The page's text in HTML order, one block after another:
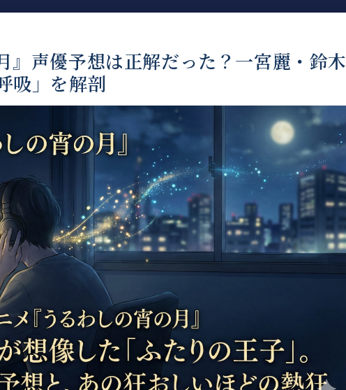
』声優予想は正解だった？一宮麗・鈴木
吸」を解剖